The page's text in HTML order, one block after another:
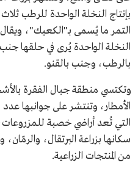
بإنتاج النخلة الواحدة للرطب
التمر ما يُسمى بـ"الكعيك"،
النخلة الواحدة يُرى في حلقها
بالرطب، وجنب بالقنو.
وتكتسي منطقة جبال الفقرة
الأمطار، وتنتشر على جوانبها
التي تُعد أراضي خصبة
سكانها بزراعة البرتقال،
من المنتجات الزراعية.